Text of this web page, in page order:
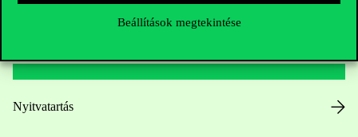
Beállítások megtekintése
Nyitvatartás